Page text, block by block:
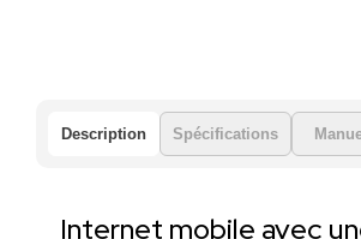
Description Spécifications
Internet mobile avec